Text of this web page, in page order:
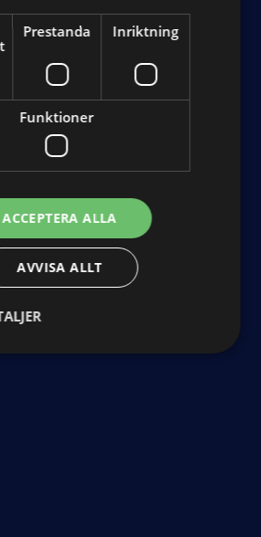
Prestanda Inriktning
Funktioner
ACCEPTERA ALLA
AVVISA ALLT